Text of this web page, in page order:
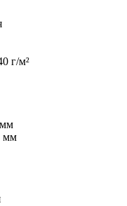
г/м²
мм